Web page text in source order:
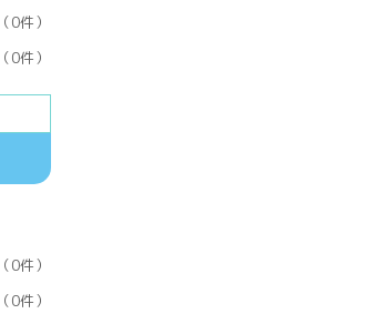
（0件）
（0件）
（0件）
（0件）